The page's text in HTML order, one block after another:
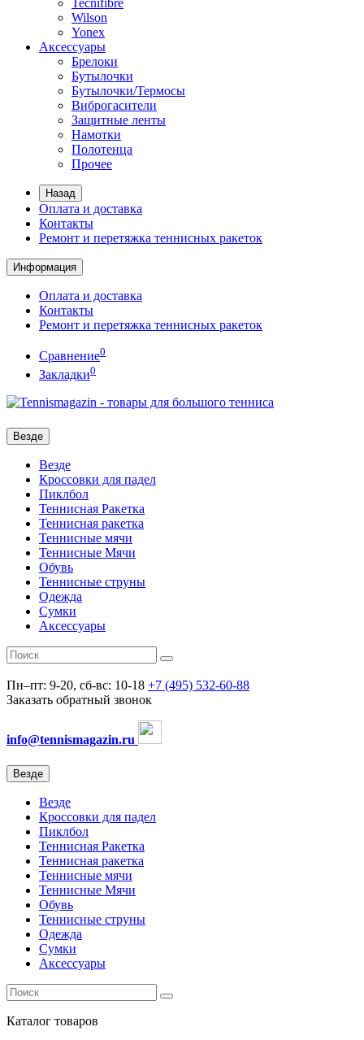
Tecnifibre
Wilson
Yonex
Аксессуары
Брелоки
Бутылочки
Бутылочки/Термосы
Виброгасители
Защитные ленты
Намотки
Полотенца
Прочее
Назад
Оплата и доставка
Контакты
Ремонт и перетяжка теннисных ракеток
Информация
Оплата и доставка
Контакты
Ремонт и перетяжка теннисных ракеток
Сравнение0
Закладки0
Везде
Везде
Кроссовки для падел
Пиклбол
Теннисная Ракетка
Теннисная ракетка
Теннисные мячи
Теннисные Мячи
Обувь
Теннисные струны
Одежда
Сумки
Аксессуары
Пн–пт: 9-20, сб-вс: 10-18 +7 (495) 532-60-88
Заказать обратный звонок
info@tennismagazin.ru
Везде
Везде
Кроссовки для падел
Пиклбол
Теннисная Ракетка
Теннисная ракетка
Теннисные мячи
Теннисные Мячи
Обувь
Теннисные струны
Одежда
Сумки
Аксессуары
Каталог товаров